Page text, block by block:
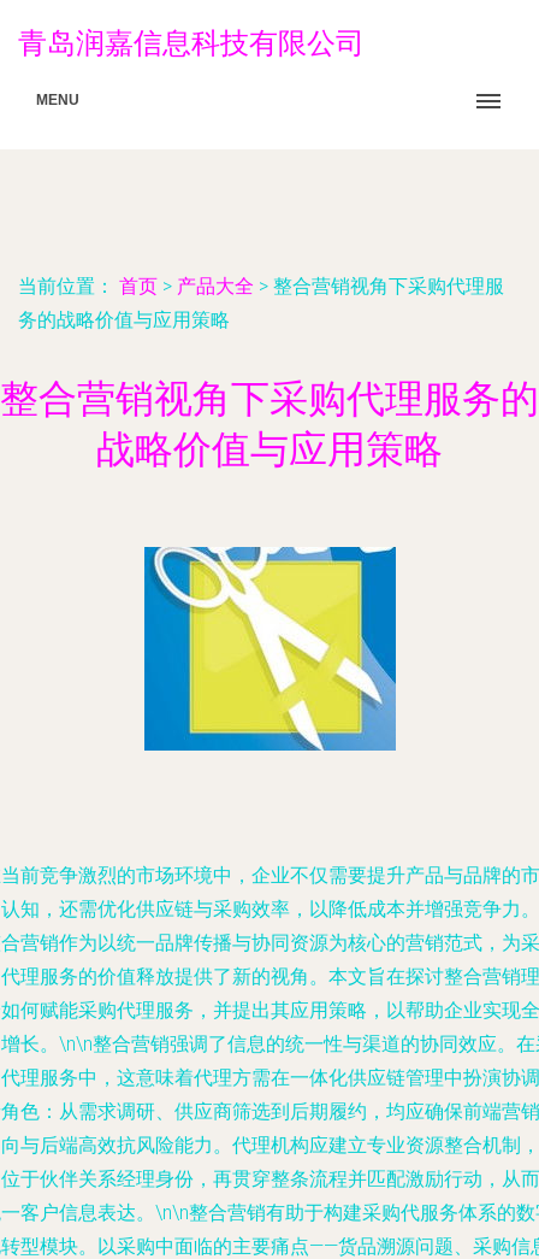
青岛润嘉信息科技有限公司
MENU
当前位置： 首页 > 产品大全 > 整合营销视角下采购代理服
务的战略价值与应用策略
整合营销视角下采购代理服务的
战略价值与应用策略
前竞争激烈的市场环境中，企业不仅需要提升产品与品牌的市
知，还需优化供应链与采购效率，以降低成本并增强竞争力。
营销作为以统一品牌传播与协同资源为核心的营销范式，为采
理服务的价值释放提供了新的视角。本文旨在探讨整合营销理
何赋能采购代理服务，并提出其应用策略，以帮助企业实现全
长。\n\n整合营销强调了信息的统一性与渠道的协同效应。
理服务中，这意味着代理方需在一体化供应链管理中扮演协调
色：从需求调研、供应商筛选到后期履约，均应确保前端营销
与后端高效抗风险能力。代理机构应建立专业资源整合机制，
于伙伴关系经理身份，再贯穿整条流程并匹配激励行动，从而
客户信息表达。\n\n整合营销有助于构建采购代服务体系的
型模块。以采购中面临的主要痛点——货品溯源问题、采购信